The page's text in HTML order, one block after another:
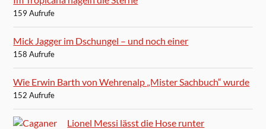
159 Aufrufe
Mick Jagger im Dschungel – und noch einer
158 Aufrufe
Wie Erwin Barth von Wehrenalp „Mister Sachbuch“ wurde
152 Aufrufe
Lionel Messi lässt die Hose runter